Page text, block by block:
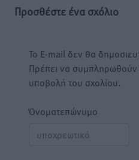
Προσθέστε ένα σχόλιο
Το E-mail δεν θα
Πρέπει να συμπληρωθούν
υποβολή του σχολίου.
Όνοματεπώνυμο